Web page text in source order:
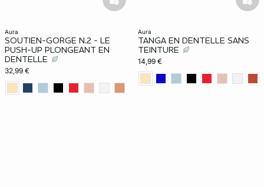
aura
SOUTIEN-GORGE N.2 - LE
PUSH-UP PLONGEANT EN
DENTELLE
32,99 €
basketfull
aura
TANGA EN DENTELLE SANS
TEINTURE
14,99 €